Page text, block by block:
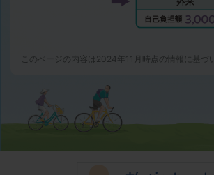
このページの内容は2024年11月時点の情報に基づ